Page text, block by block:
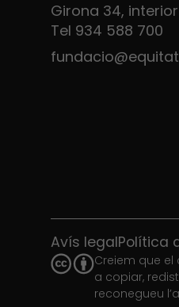
Girona 34, interior
Tel 934 588 700
Avís legalPolítica
Creiem que el
a copiar,
reconegueu